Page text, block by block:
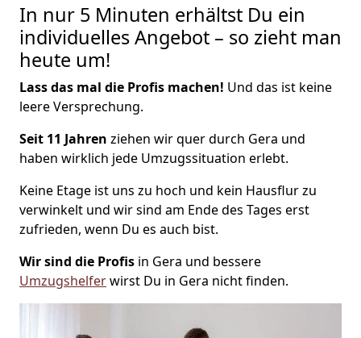
In nur 5 Minuten erhältst Du ein
individuelles Angebot – so zieht man
heute um!
Lass das mal die Profis machen! Und das ist keine
leere Versprechung.
Seit 11 Jahren ziehen wir quer durch Gera und
haben wirklich jede Umzugssituation erlebt.
Keine Etage ist uns zu hoch und kein Hausflur zu
verwinkelt und wir sind am Ende des Tages erst
zufrieden, wenn Du es auch bist.
Wir sind die Profis in Gera und bessere
Umzugshelferwirst Du in Gera nicht finden.